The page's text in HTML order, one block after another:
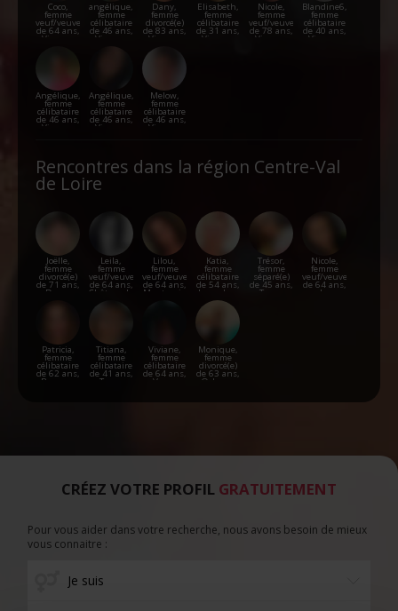
Coco,
femme
veuf/veuve
de 64 ans,
Vierzon
angélique,
femme
célibataire
de 46 ans,
Vierzon
Dany,
femme
divorcé(e)
de 83 ans,
Vierzon
Elisabeth,
femme
célibataire
de 31 ans,
Vierzon
Nicole,
femme
veuf/veuve
de 78 ans,
Vierzon
Blandine6,
femme
célibataire
de 40 ans,
Vierzon
Angélique,
femme
célibataire
de 46 ans,
Vierzon
Angélique,
femme
célibataire
de 46 ans,
Vierzon
Melow,
femme
célibataire
de 46 ans,
Vierzon
Rencontres dans la région Centre-Val
de Loire
Joëlle,
femme
divorcé(e)
de 71 ans,
Dreux
Leila,
femme
veuf/veuve
de 64 ans,
Châteaudun
Lilou,
femme
veuf/veuve
de 64 ans,
Montargis
Katia,
femme
célibataire
de 54 ans,
Issoudun
Trésor,
femme
séparé(e)
de 45 ans,
Tours
Nicole,
femme
veuf/veuve
de 64 ans,
La
Patricia,
femme
célibataire
de 62 ans,
Bourges
Titiana,
femme
célibataire
de 41 ans,
Tours
Viviane,
femme
célibataire
de 64 ans,
Voves
Monique,
femme
divorcé(e)
de 63 ans,
Orleans
CRÉEZ VOTRE PROFIL GRATUITEMENT
Pour vous aider dans votre recherche, nous avons besoin de mieux
vous connaitre :